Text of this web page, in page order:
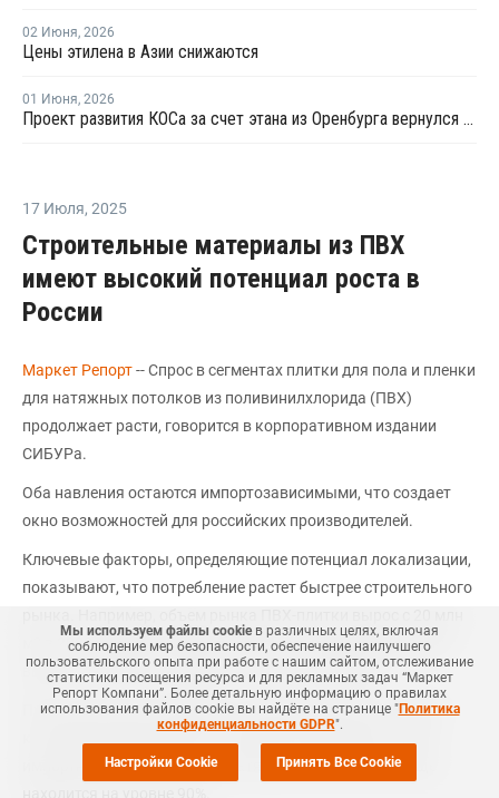
02 Июня, 2026
Цены этилена в Азии снижаются
01 Июня, 2026
Проект развития КОСа за счет этана из Оренбурга вернулся в активную фазу
17 Июля, 2025
Строительные материалы из ПВХ
имеют высокий потенциал роста в
России
Маркет Репорт-- Спрос в сегментах плитки для пола и пленки
для натяжных потолков из поливинилхлорида (ПВХ)
продолжает расти, говорится в корпоративном издании
СИБУРа.
Оба навления остаются импортозависимыми, что создает
окно возможностей для российских производителей.
Ключевые факторы, определяющие потенциал локализации,
показывают, что потребление растет быстрее строительного
м? в 2022 году до 30 млн м? в 2024-м, а рынок ПВХ-пленки
вырос с 12 млн м? до 28 млн м? за тот же период.
При этом высоко зависима от импорта ПВХ-плитка, доля
которой составляет 68% от объема потребления, а доля
импортной ПВХ-пленки для натяжных потолков все еще
Мы используем файлы cookieв различных целях, включая
соблюдение мер безопасности, обеспечение наилучшего
пользовательского опыта при работе с нашим сайтом, отслеживание
статистики посещения ресурса и для рекламных задач “Маркет
Репорт Компани”. Более детальную информацию о правилах
использования файлов cookie вы найдёте на странице "Политика
конфиденциальности GDPR".
Настройки Cookie Принять Все Cookie